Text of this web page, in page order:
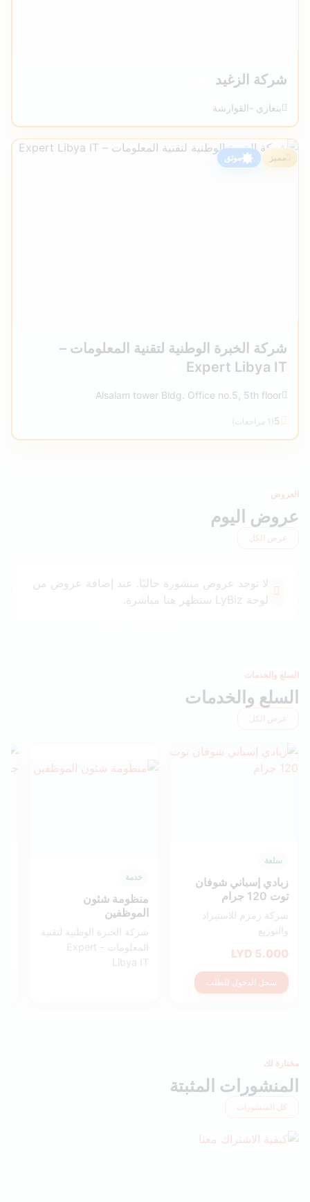
شركة الزغيد
بنغازي -القوارشة
مميز موثق متاح
شركة الخبرة الوطنية لتقنية المعلومات –
Expert Libya IT
Alsalam tower Bldg. Office no.5, 5th floor
5(1 مراجعات)
العروض
عروض اليوم
عرض الكل
لا توجد عروض منشورة حاليًا. عند إضافة عروض من
لوحة LyBiz ستظهر هنا مباشرة.
السلع والخدمات
السلع والخدمات
عرض الكل
سلعة
زبادي إسباني شوفان
توت 120 جرام
شركة زمزم للاستيراد
والتوزيع
5.000 LYD
سجل الدخول للطلب
خدمة
منظومة شئون
الموظفين
شركة الخبرة الوطنية لتقنية
المعلومات - Expert
Libya IT
مختارة لك
المنشورات المثبتة
كل المنشورات